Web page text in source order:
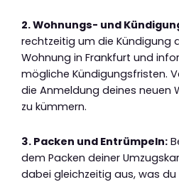
2. Wohnungs- und
rechtzeitig um die Kündigung
Wohnung in Frankfurt und
mögliche Kündigungsfristen.
die Anmeldung deines neuen
zu kümmern.
3. Packen und Entrümpeln:
dem Packen deiner
dabei gleichzeitig aus, was